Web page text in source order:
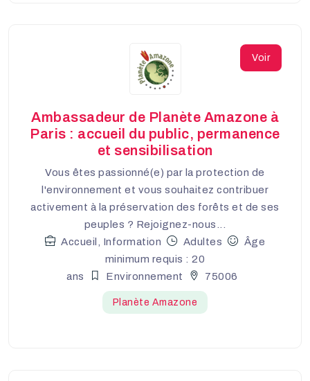
Voir
Ambassadeur de Planète Amazone à
Paris : accueil du public, permanence
et sensibilisation
Vous êtes passionné(e) par la protection de
l'environnement et vous souhaitez contribuer
activement à la préservation des forêts et de ses
peuples ? Rejoignez-nous...
Accueil, Information
Adultes
Âge
minimum requis : 20
ans
Environnement 75006
Planète Amazone